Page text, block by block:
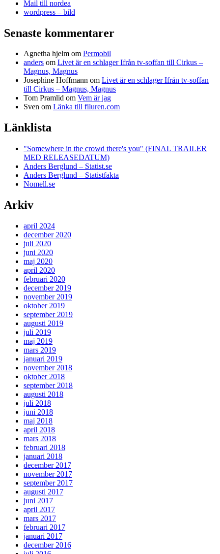
Mail till nordea
wordpress – bild
Senaste kommentarer
Agnetha hjelm om Permobil
anders om Livet är en schlager Ifrån tv-soffan till Cirkus –
Magnus, Magnus
Josephine Hoffmann om Livet är en schlager Ifrån tv-soffan
till Cirkus – Magnus, Magnus
Tom Pramlid om Vem är jag
Sven om Länka till filuren.com
Länklista
"Somewhere in the crowd there's you" (FINAL TRAILER
MED RELEASEDATUM)
Anders Berglund – Statist.se
Anders Berglund – Statistfakta
Nomell.se
Arkiv
april 2024
december 2020
juli 2020
juni 2020
maj 2020
april 2020
februari 2020
december 2019
november 2019
oktober 2019
september 2019
augusti 2019
juli 2019
maj 2019
mars 2019
januari 2019
november 2018
oktober 2018
september 2018
augusti 2018
juli 2018
juni 2018
maj 2018
april 2018
mars 2018
februari 2018
januari 2018
december 2017
november 2017
september 2017
augusti 2017
juni 2017
april 2017
mars 2017
februari 2017
januari 2017
december 2016